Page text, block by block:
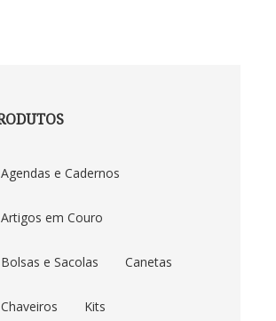
Agendas e Cadernos
Artigos em Couro
Bolsas e Sacolas Canetas
Chaveiros Kits